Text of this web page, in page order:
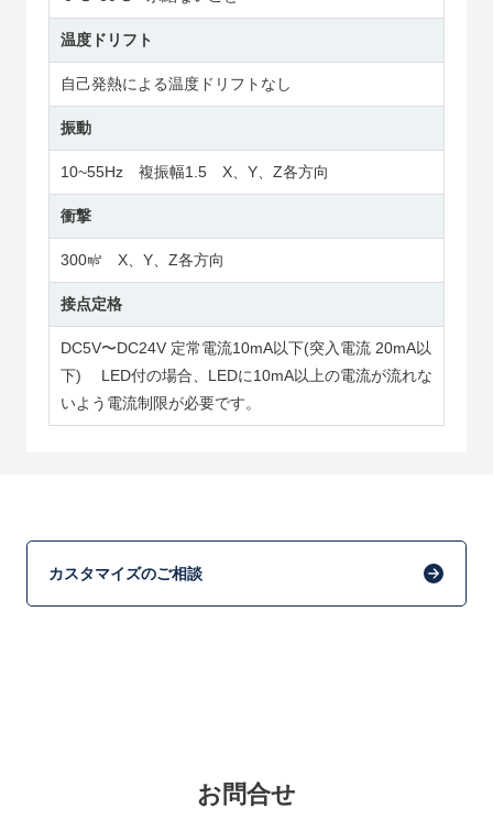
温度ドリフト
自己発熱による温度ドリフトなし
振動
10~55Hz 複振幅1.5 X、Y、Z各方向
衝撃
300㎨ X、Y、Z各方向
接点定格
DC5V〜DC24V 定常電流10mA以下(突入電流 20mA以
下) LED付の場合、LEDに10mA以上の電流が流れな
いよう電流制限が必要です。
カスタマイズのご相談
お問合せ